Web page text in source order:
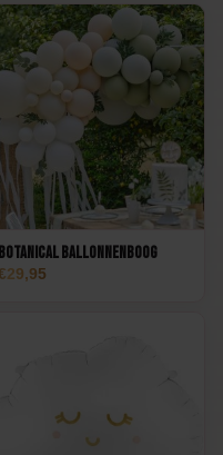
Botanical Ballonnenboog
29,95